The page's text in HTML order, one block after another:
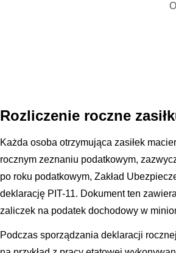
Rozliczenie roczne
Każda osoba otrzymująca zasiłek
rocznym zeznaniu podatkowym,
po roku podatkowym, Zakład
deklarację PIT-11. Dokument ten
zaliczek na podatek dochodowy w
Podczas sporządzania deklaracji